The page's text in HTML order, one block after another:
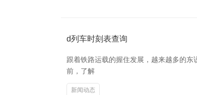
d列车时刻表查询
跟着铁路运载的握住发展，越来越多的
前，了解
新闻动态